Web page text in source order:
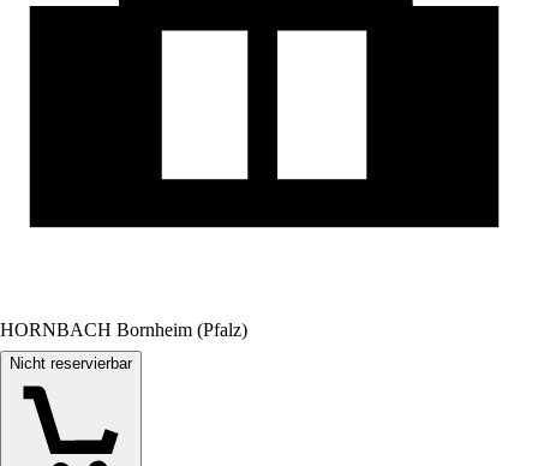
HORNBACH Bornheim (Pfalz)
Nicht reservierbar